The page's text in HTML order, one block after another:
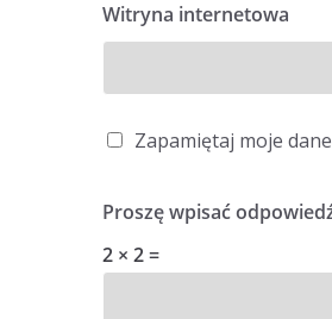
Witryna internetowa
Zapamiętaj moje
Proszę wpisać
2 × 2 =